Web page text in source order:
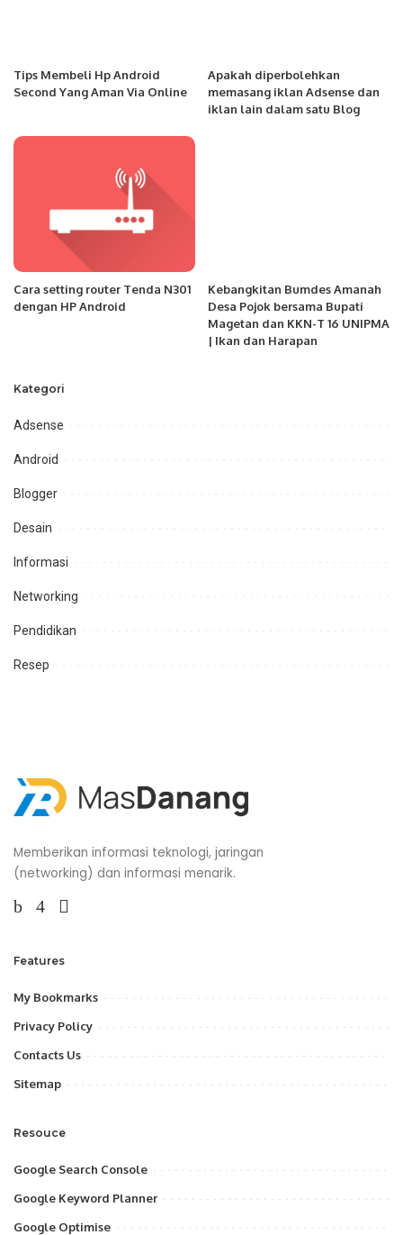
Tips Membeli Hp Android
Second Yang Aman Via Online
Apakah diperbolehkan
memasang iklan Adsense dan
iklan lain dalam satu Blog
Cara setting router Tenda N301
dengan HP Android
Kebangkitan Bumdes Amanah
Desa Pojok bersama Bupati
Magetan dan KKN-T 16 UNIPMA
| Ikan dan Harapan
Kategori
Adsense
Android
Blogger
Desain
Informasi
Networking
Pendidikan
Resep
Memberikan informasi teknologi, jaringan
(networking) dan informasi menarik.
Features
My Bookmarks
Privacy Policy
Contacts Us
Sitemap
Resouce
Google Search Console
Google Keyword Planner
Google Optimise